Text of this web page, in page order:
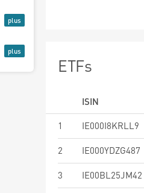
ETFs
ISIN
1
IE000I8KRLL9
2 IE000YDZG487
3 IE00BL25JM42